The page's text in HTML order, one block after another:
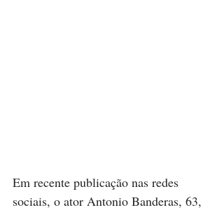
Em recente publicação nas redes
sociais, o ator Antonio Banderas, 63,